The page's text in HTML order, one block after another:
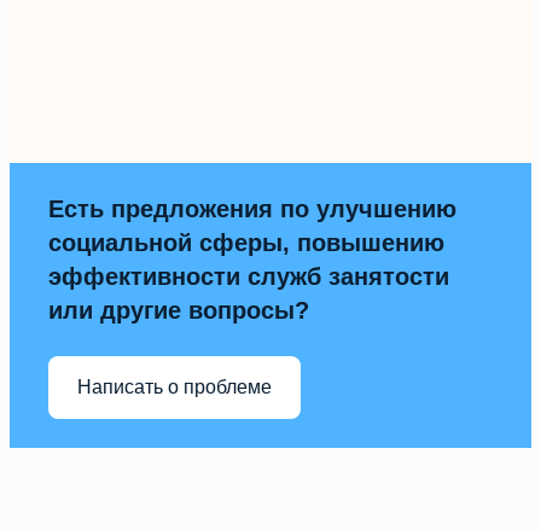
Есть предложения по улучшению
социальной сферы, повышению
эффективности служб занятости
или другие вопросы?
Написать о проблеме